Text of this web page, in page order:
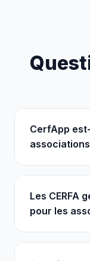
CerfApp
Les CERFA
pour les